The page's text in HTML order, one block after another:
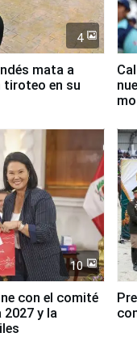
4
mata a
tiroteo en su
10
con el comité
y la